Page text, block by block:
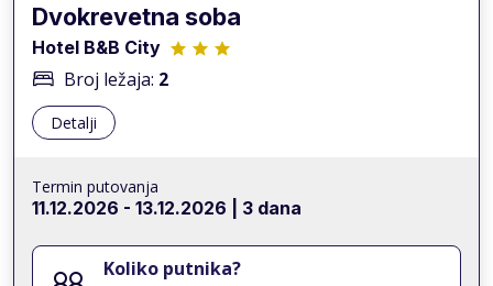
Dvokrevetna soba
Hotel B&B City
Broj ležaja: 2
Detalji
Termin putovanja
11.12.2026 - 13.12.2026 | 3 dana
Koliko putnika?